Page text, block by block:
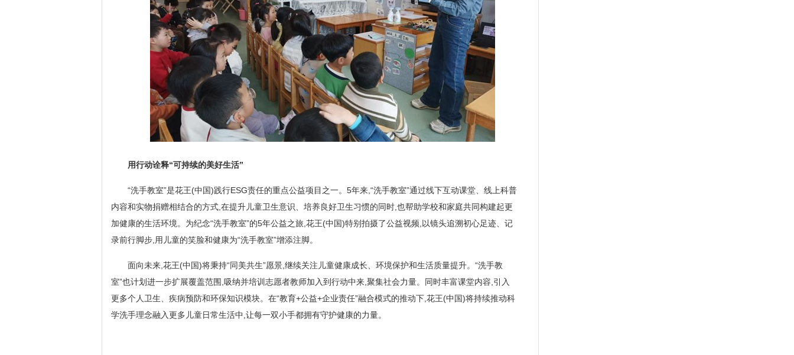
用行动诠释“可持续的美好生活”
“洗手教室”是花王(中国)践行ESG责任的重点公益项目之一。5年来,“洗手教室”通过线下互动课堂、线上科普
内容和实物捐赠相结合的方式,在提升儿童卫生意识、培养良好卫生习惯的同时,也帮助学校和家庭共同构建起更
加健康的生活环境。为纪念“洗手教室”的5年公益之旅,花王(中国)特别拍摄了公益视频,以镜头追溯初心足迹、记
录前行脚步,用儿童的笑脸和健康为“洗手教室”增添注脚。
面向未来,花王(中国)将秉持“同美共生”愿景,继续关注儿童健康成长、环境保护和生活质量提升。“洗手教
室”也计划进一步扩展覆盖范围,吸纳并培训志愿者教师加入到行动中来,聚集社会力量。同时丰富课堂内容,引入
更多个人卫生、疾病预防和环保知识模块。在“教育+公益+企业责任”融合模式的推动下,花王(中国)将持续推动科
学洗手理念融入更多儿童日常生活中,让每一双小手都拥有守护健康的力量。